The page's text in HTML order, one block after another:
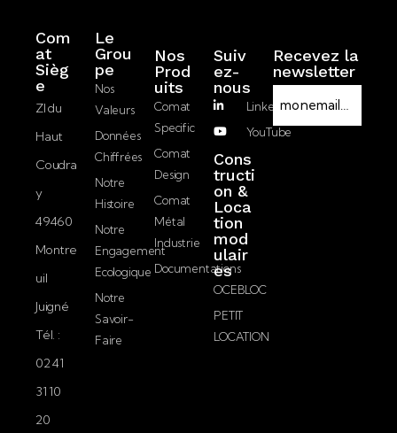
Com
at
Sièg
e
ZI du
Haut
Coudra
y
49460
Montre
uil
Juigné
Tél. :
02 41
31 10
20
Le
Grou
pe
Nos
Valeurs
Données
Chiffrées
Notre
Histoire
Notre
Engagement
Ecologique
Notre
Savoir-
Faire
Nos
Prod
Uits
Comat
Specific
Comat
Design
Comat
Métal
Industrie
Documentations
Suiv
ez-
nous
LinkedIn
YouTube
Cons
tructi
on &
Loca
tion
mod
ulair
es
OCEBLOC
PETIT
LOCATION
Recevez la
newsletter
mail
RGPD